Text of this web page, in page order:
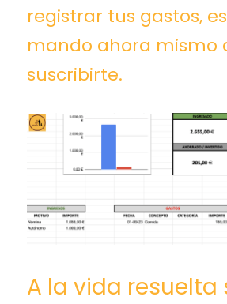
registrar tus gastos,
mando ahora mismo
suscribirte.
A la vida resuelta